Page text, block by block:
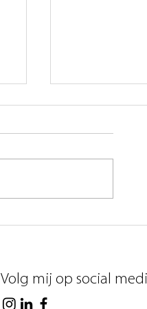
Volg mij op social